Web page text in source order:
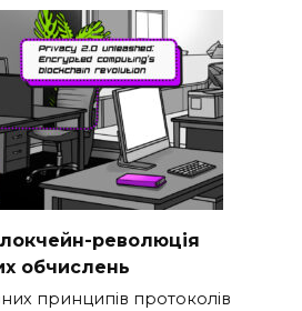
революція
обчислень
принципів протоколів